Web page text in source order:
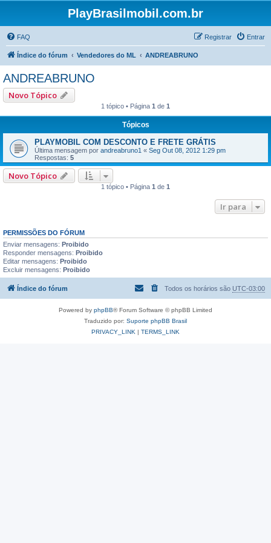
PlayBrasilmobil.com.br
FAQ Entrar
Registrar
Índice do fórum Vendedores do ML ANDREABRUNO
ANDREABRUNO
Novo Tópico
1 tópico • Página 1 de 1
Tópicos
PLAYMOBIL COM DESCONTO E FRETE GRÁTIS
Última mensagem por andreabruno1 « Seg Out 08, 2012 1:29 pm
Respostas: 5
Novo Tópico
1 tópico • Página 1 de 1
Ir para
PERMISSÕES DO FÓRUM
Enviar mensagens: Proibido
Responder mensagens: Proibido
Editar mensagens: Proibido
Excluir mensagens: Proibido
Índice do fórum Todos os horários são UTC-03:00
Powered by phpBB® Forum Software © phpBB Limited
Traduzido por: Suporte phpBB Brasil
PRIVACY_LINK | TERMS_LINK